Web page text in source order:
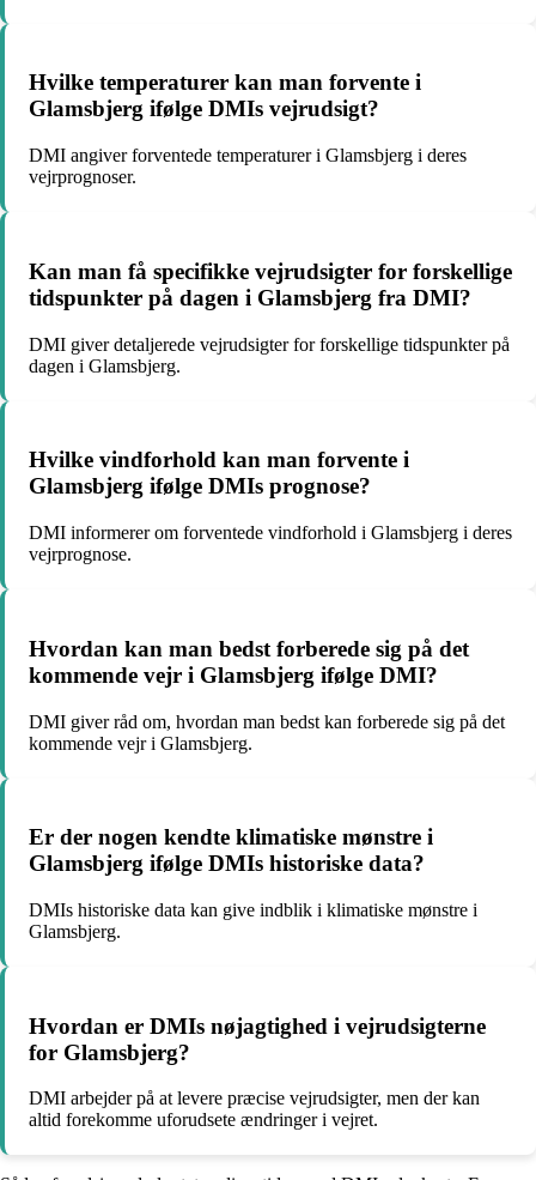
Hvilke temperaturer kan man forvente i
Glamsbjerg ifølge DMIs vejrudsigt?
DMI angiver forventede temperaturer i Glamsbjerg i deres
vejrprognoser.
Kan man få specifikke vejrudsigter for forskellige
tidspunkter på dagen i Glamsbjerg fra DMI?
DMI giver detaljerede vejrudsigter for forskellige tidspunkter på
dagen i Glamsbjerg.
Hvilke vindforhold kan man forvente i
Glamsbjerg ifølge DMIs prognose?
DMI informerer om forventede vindforhold i Glamsbjerg i deres
vejrprognose.
Hvordan kan man bedst forberede sig på det
kommende vejr i Glamsbjerg ifølge DMI?
DMI giver råd om, hvordan man bedst kan forberede sig på det
kommende vejr i Glamsbjerg.
Er der nogen kendte klimatiske mønstre i
Glamsbjerg ifølge DMIs historiske data?
DMIs historiske data kan give indblik i klimatiske mønstre i
Glamsbjerg.
Hvordan er DMIs nøjagtighed i vejrudsigterne
for Glamsbjerg?
DMI arbejder på at levere præcise vejrudsigter, men der kan
altid forekomme uforudsete ændringer i vejret.